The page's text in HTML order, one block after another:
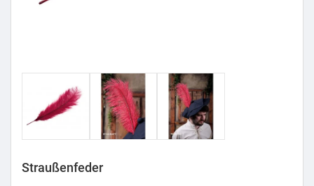
Straußenfeder